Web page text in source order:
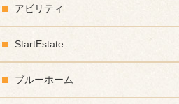
アビリティ
StartEstate
ブルーホーム